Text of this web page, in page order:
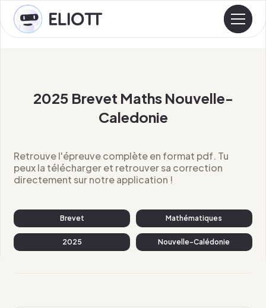
2025 Brevet Maths Nouvelle-
Caledonie
Retrouve l'épreuve complète en format pdf. Tu
peux la télécharger et retrouver sa correction
directement sur notre application !
Brevet Mathématiques
2025 Nouvelle-Calédonie